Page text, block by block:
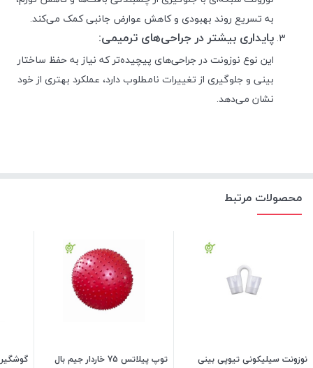
به تسریع روند بهبودی و کاهش عوارض جانبی کمک می‌کند.
پایداری بیشتر در جراحی‌های ترمیمی:
این نوع نوزونت در جراحی‌های پیچیده‌تر که نیاز به حفظ ساختار
بینی و جلوگیری از تغییرات نامطلوب دارد، عملکرد بهتری از خود
نشان می‌دهد.
محصولات مرتبط
نوزونت سیلیکونی تیوپی بینی
توپ پیلاتس 75 خاردار جیم بال